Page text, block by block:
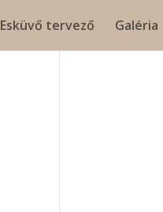
Esküvő tervező Galéria